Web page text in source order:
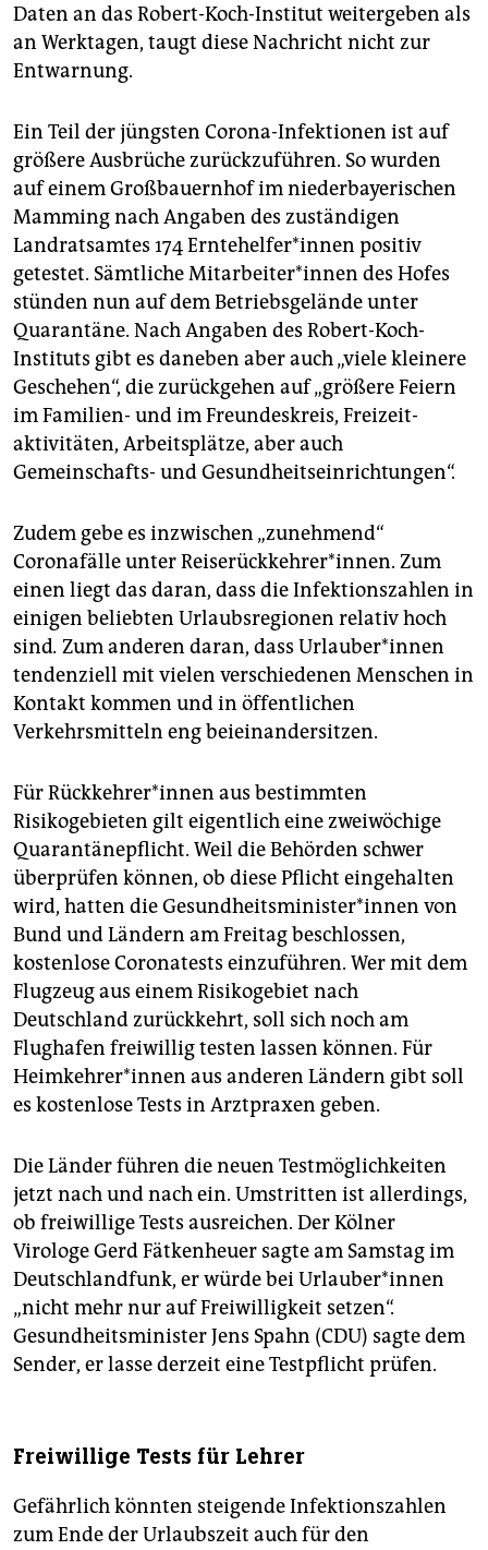
Daten an das Robert-Koch-Institut weitergeben als
an Werktagen, taugt diese Nachricht nicht zur
Entwarnung.
Ein Teil der jüngsten Corona-Infektionen ist auf
größere Ausbrüche zurückzuführen. So wurden
auf einem Großbauernhof im niederbayerischen
Mamming nach Angaben des zuständigen
Landratsamtes 174 Ernte­hel­fer*innen positiv
getestet. Sämtliche Mitarbeiter*innen des Hofes
stünden nun auf dem Betriebsgelände unter
Quarantäne. Nach Angaben des Robert-Koch-
Instituts gibt es daneben aber auch „viele kleinere
Geschehen“, die zurückgehen auf „größere Feiern
im Familien- und im Freundeskreis, Freizeit­
aktivitäten, Arbeitsplätze, aber auch
Gemeinschafts- und Gesundheitseinrichtungen“.
Zudem gebe es inzwischen „zunehmend“
Coronafälle unter Reiserückkehrer*innen. Zum
einen liegt das daran, dass die Infektionszahlen in
einigen beliebten Urlaubsregionen relativ hoch
sind. Zum anderen daran, dass Ur­lau­be­­r*innen
tendenziell mit vielen verschiedenen Menschen in
Kontakt kommen und in öffentlichen
Verkehrsmitteln eng beieinandersitzen.
Für Rückkehrer*innen aus bestimmten
Risikogebieten gilt eigentlich eine zweiwöchige
Quarantänepflicht. Weil die Behörden schwer
überprüfen können, ob diese Pflicht eingehalten
wird, hatten die Ge­sund­heitsminister*innen von
Bund und Ländern am Freitag beschlossen,
kostenlose Coronatests einzuführen. Wer mit dem
Flugzeug aus einem Risikogebiet nach
Deutschland zurückkehrt, soll sich noch am
Flughafen freiwillig testen lassen können. Für
Heimkehrer*innen aus anderen Ländern gibt soll
es ­kostenlose Tests in Arztpraxen geben.
Die Länder führen die neuen Testmöglichkeiten
jetzt nach und nach ein. Umstritten ist allerdings,
ob freiwillige Tests ausreichen. Der Kölner
Virologe Gerd Fätkenheuer sagte am Samstag im
Deutschlandfunk, er würde bei Urlauber*innen
„nicht mehr nur auf Freiwilligkeit setzen“.
Gesundheitsminister Jens Spahn (CDU) sagte dem
Sender, er lasse derzeit eine Testpflicht prüfen.
Freiwillige Tests für Lehrer
Gefährlich könnten steigende Infektionszahlen
zum Ende der Urlaubszeit auch für den